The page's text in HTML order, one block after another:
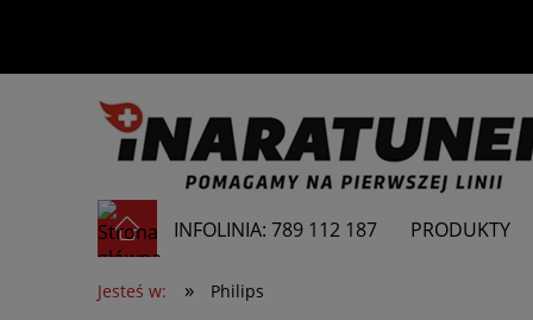
INFOLINIA: 789 112 187 PRODUKTY
Jesteś w: » Philips